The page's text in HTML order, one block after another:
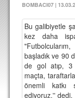
TEKNİK
TARAFTAR
BİLETLER
BOMBACI07 |
Bu galibiyetle
kez daha
başladık ve 90
de gol atıp, 3
maçta,
önemli katkı
ediyoruz.'' dedi.